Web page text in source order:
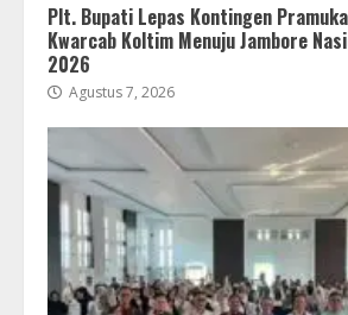
Plt. Bupati Lepas Kontingen
Kwarcab Koltim Menuju Jambore
2026
Agustus 7, 2026